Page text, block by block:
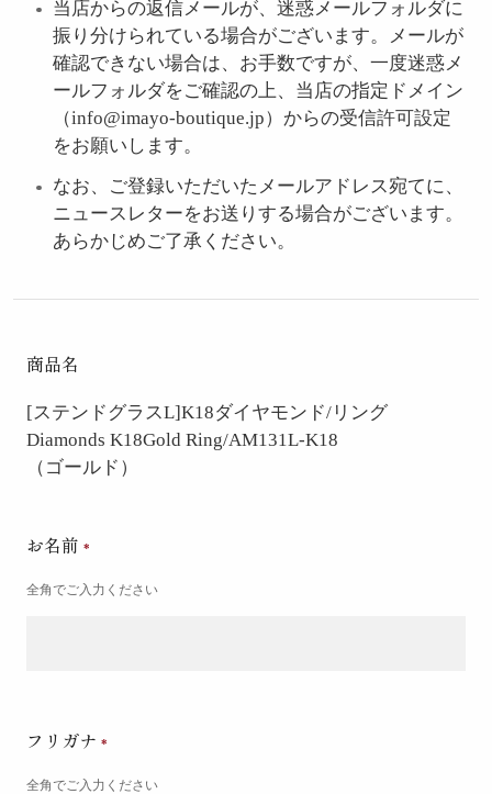
当店からの返信メールが、迷惑メールフォルダに
振り分けられている場合がございます。メールが
確認できない場合は、お手数ですが、一度迷惑メ
ールフォルダをご確認の上、当店の指定ドメイン
（info@imayo-boutique.jp）からの受信許可設定
をお願いします。
なお、ご登録いただいたメールアドレス宛てに、
ニュースレターをお送りする場合がございます。
あらかじめご了承ください。
商品名
[ステンドグラスL]K18ダイヤモンド/リング
Diamonds K18Gold Ring/AM131L-K18
（ゴールド）
お名前
全角でご入力ください
フリガナ
全角でご入力ください